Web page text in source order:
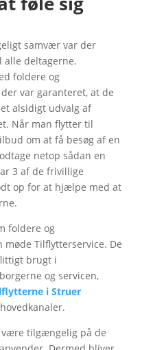
samvær var der
alle deltagerne.
foldere og
var garanteret, at de
alsidigt udvalg af
Når man flytter til
om at få besøg af en
netop sådan en
3 af de frivillige
op for at hjælpe med at
foldere og
Tilflytterservice. De
brugt i
og servicen,
i Struer
tilgængelig på de